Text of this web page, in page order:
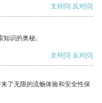
支持[0] 反对[0]
识的奥秘。
支持[0] 反对[0]
了无限的流畅体验和安全性保